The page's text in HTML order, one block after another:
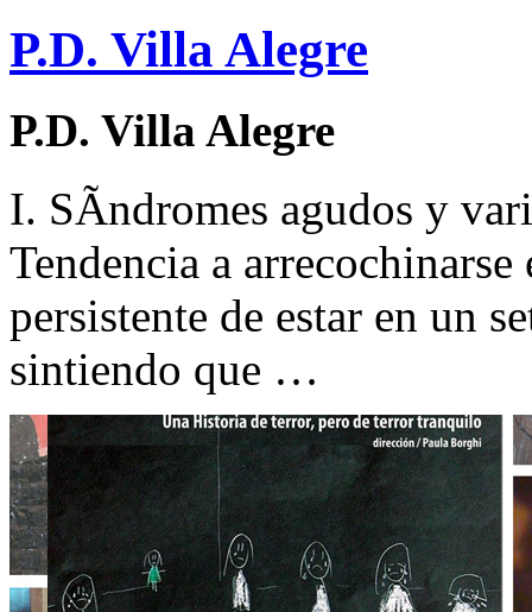
P.D. Villa Alegre
P.D. Villa Alegre
I. SÃ­ndromes agudos y
Tendencia a
persistente de estar en un
sintiendo que …